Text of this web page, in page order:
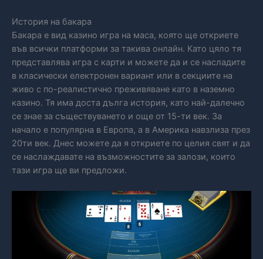
История на бакара
Бакара е вид казино игра на маса, която ще откриете
във всички платформи за такива онлайн. Като цяло тя
представлява игра с карти и можете да и се насладите
в класически електронен вариант или в секциите на
живо с по-реалистично преживяване като в наземно
казино. Тя има доста дълга история, като най-далечно
се знае за съществуването и още от 15-ти век. За
начало е популярна в Европа, а в Америка навзлиза през
20ти век. Днес можете да я откриете по целия свят и да
се наслаждавате на възможностите за залози, които
тази игра ще ви предложи.